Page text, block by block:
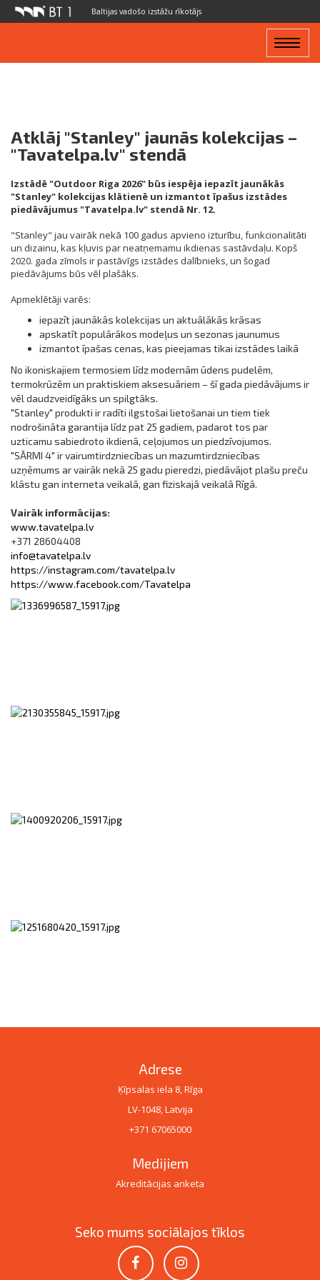
Baltijas vadošo izstāžu rīkotājs
Toggle
Atklāj "Stanley" jaunās kolekcijas –
"Tavatelpa.lv" stendā
Izstādē "Outdoor Riga 2026" būs iespēja iepazīt jaunākās
"Stanley" kolekcijas klātienē un izmantot īpašus izstādes
piedāvājumus "Tavatelpa.lv" stendā Nr. 12.
"Stanley" jau vairāk nekā 100 gadus apvieno izturību, funkcionalitāti
un dizainu, kas kļuvis par neatņemamu ikdienas sastāvdaļu. Kopš
2020. gada zīmols ir pastāvīgs izstādes dalībnieks, un šogad
piedāvājums būs vēl plašāks.
Apmeklētāji varēs:
iepazīt jaunākās kolekcijas un aktuālākās krāsas
apskatīt populārākos modeļus un sezonas jaunumus
izmantot īpašas cenas, kas pieejamas tikai izstādes laikā
No ikoniskajiem termosiem līdz modernām ūdens pudelēm,
termokrūzēm un praktiskiem aksesuāriem – šī gada piedāvājums ir
vēl daudzveidīgāks un spilgtāks.
"Stanley" produkti ir radīti ilgstošai lietošanai un tiem tiek
nodrošināta garantija līdz pat 25 gadiem, padarot tos par
uzticamu sabiedroto ikdienā, ceļojumos un piedzīvojumos.
"SĀRMI 4" ir vairumtirdzniecības un mazumtirdzniecības
uzņēmums ar vairāk nekā 25 gadu pieredzi, piedāvājot plašu preču
klāstu gan interneta veikalā, gan fiziskajā veikalā Rīgā.
Vairāk informācijas:
www.tavatelpa.lv
+371 28604408
info@tavatelpa.lv
https://instagram.com/tavatelpa.lv
https://www.facebook.com/Tavatelpa
Adrese
Ķīpsalas iela 8, Rīga
LV-1048, Latvija
+371 67065000
Medijiem
Akreditācijas anketa
Seko mums sociālajos tīklos